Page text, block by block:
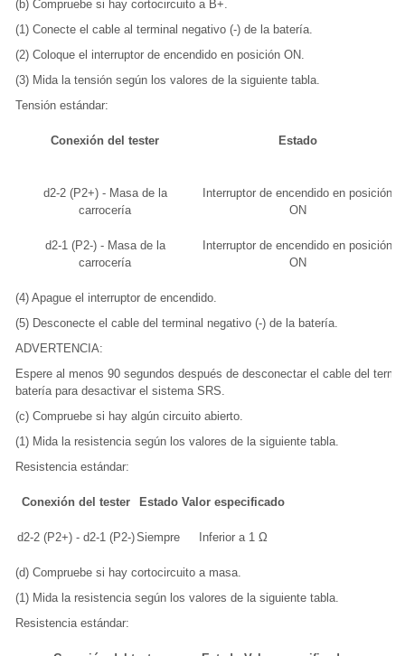
(b) Compruebe si hay cortocircuito a B+.
(1) Conecte el cable al terminal negativo (-) de la batería.
(2) Coloque el interruptor de encendido en posición ON.
(3) Mida la tensión según los valores de la siguiente tabla.
Tensión estándar:
Conexión del tester Estado
d2-2 (P2+) - Masa de la
carrocería
Interruptor de encendido en posición
ON
d2-1 (P2-) - Masa de la
carrocería
Interruptor de encendido en posición
ON
(4) Apague el interruptor de encendido.
(5) Desconecte el cable del terminal negativo (-) de la batería.
ADVERTENCIA:
Espere al menos 90 segundos después de desconectar el cable del
batería para desactivar el sistema SRS.
(c) Compruebe si hay algún circuito abierto.
(1) Mida la resistencia según los valores de la siguiente tabla.
Resistencia estándar:
Conexión del tester Estado Valor especificado
d2-2 (P2+) - d2-1 (P2-)Siempre Inferior a 1 Ω
(d) Compruebe si hay cortocircuito a masa.
(1) Mida la resistencia según los valores de la siguiente tabla.
Resistencia estándar: